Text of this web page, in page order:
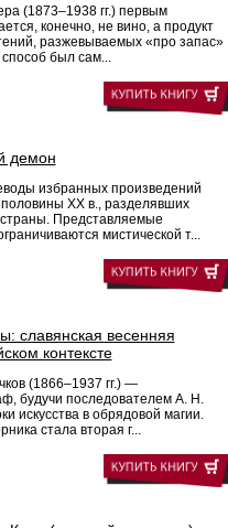
(1873–1938 гг.) первым
конечно, не вино, а продукт
разжевываемых «про запас»
был сам...
демон
избранных произведений
XX в., разделявших
Представляемые
мистической т...
славянская весенняя
контексте
(1866–1937 гг.) —
будучи последователем А. Н.
искусства в обрядовой магии.
стала вторая г...